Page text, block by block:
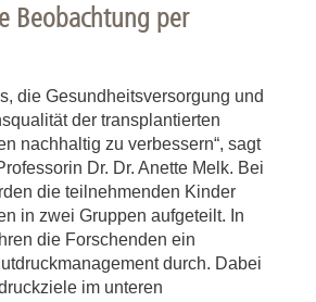
Beobachtung per
die Gesundheitsversorgung und
der transplantierten
nachhaltig zu verbessern“, sagt
Dr. Dr. Anette Melk. Bei
die teilnehmenden Kinder
in zwei Gruppen aufgeteilt. In
die Forschenden ein
durch. Dabei
im unteren